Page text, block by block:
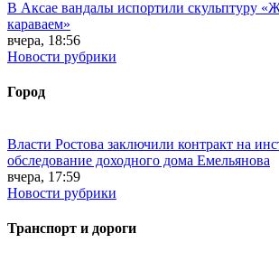
В Аксае вандалы испортили скульптуру
караваем»
вчера, 18:56
Новости рубрики
Город
Власти Ростова заключили контракт на
обследование доходного дома Емельянова
вчера, 17:59
Новости рубрики
Транспорт и дороги